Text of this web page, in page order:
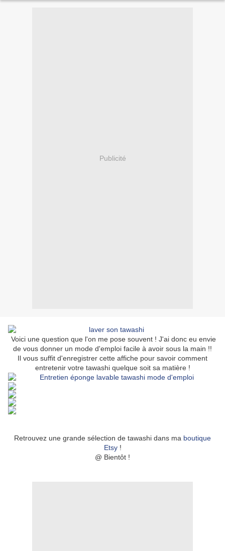
Publicité
Voici une question que l'on me pose souvent ! J'ai donc eu envie
de vous donner un mode d'emploi facile à avoir sous la main !!
Il vous suffit d'enregistrer cette affiche pour savoir comment
entretenir votre tawashi quelque soit sa matière !
Retrouvez une grande sélection de tawashi dans ma boutique
Etsy!
@ Bientôt !